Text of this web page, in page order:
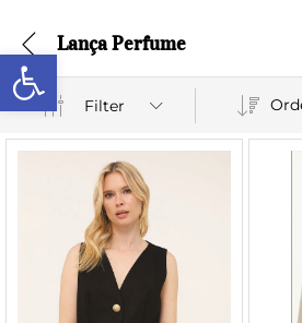
Abrir barra de herramientas Lança Perfume
Filter